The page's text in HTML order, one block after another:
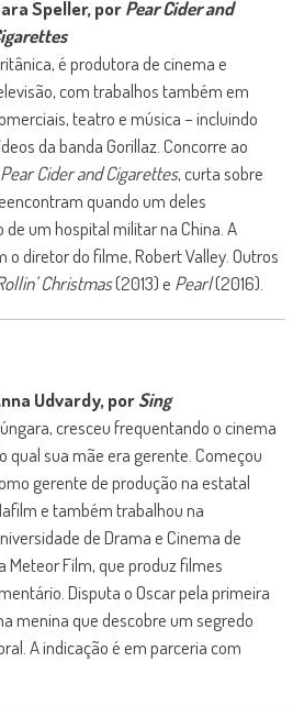
Speller, porPear Cider and
é produtora de cinema e
com trabalhos também em
teatro e música – incluindo
da banda Gorillaz. Concorre ao
Pear Cider and Cigarettes, curta sobre
quando um deles
um hospital militar na China. A
o diretor do filme, Robert Valley. Outros
Christmas(2013) e Pearl(2016).
Udvardy, porSing
cresceu frequentando o cinema
qual sua mãe era gerente. Começou
gerente de produção na estatal
e também trabalhou na
de Drama e Cinema de
Meteor Film, que produz filmes
Disputa o Oscar pela primeira
menina que descobre um segredo
A indicação é em parceria com